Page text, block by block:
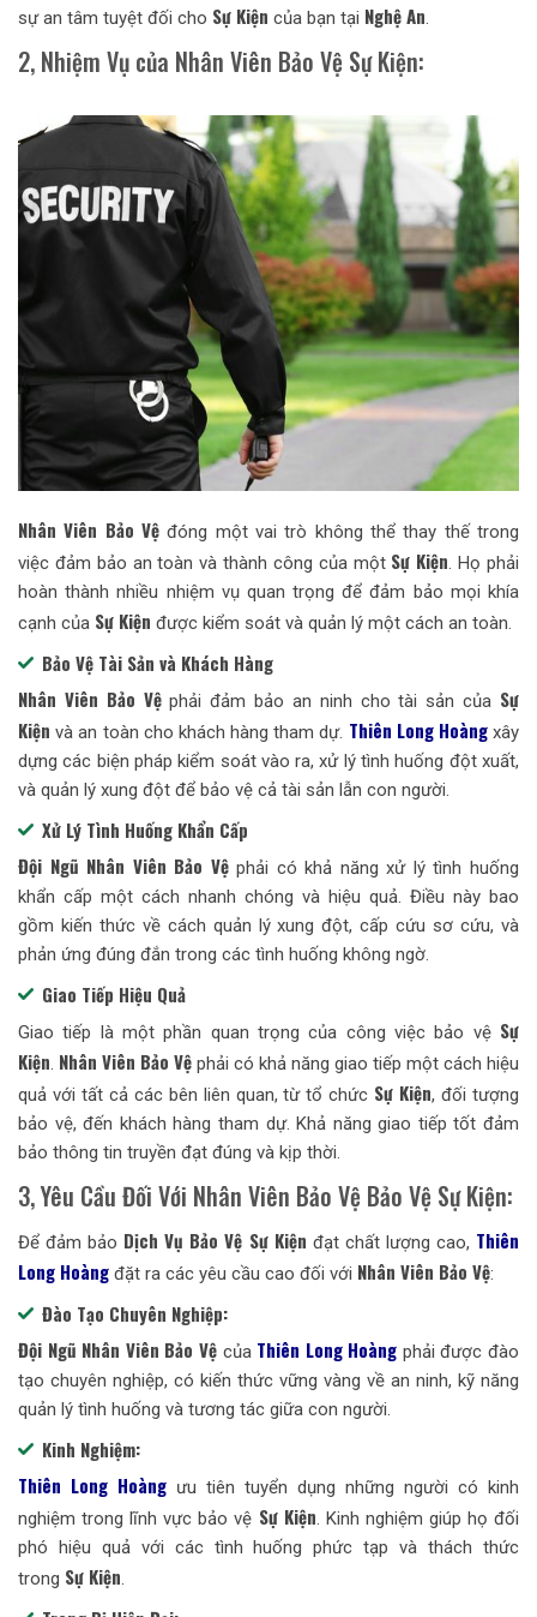
sự an tâm tuyệt đối cho Sự Kiện của bạn tại Nghệ An
2, Nhiệm Vụ của Nhân Viên Bảo Vệ Sự Kiện:
Nhân Viên Bảo Vệ đóng một vai trò không thể thay thế trong
việc đảm bảo an toàn và thành công của một Sự Kiện. Họ phải
hoàn thành nhiều nhiệm vụ quan trọng để đảm bảo mọi khía
cạnh của Sự Kiện được kiểm soát và quản lý một cách an toàn.
Bảo Vệ Tài Sản và Khách Hàng
Nhân Viên Bảo Vệphải đảm bảo an ninh cho tài sản của Sự
Kiệnvà an toàn cho khách hàng tham dự. Thiên Long Hoàngxây
dựng các biện pháp kiểm soát vào ra, xử lý tình huống đột xuất,
và quản lý xung đột để bảo vệ cả tài sản lẫn con người.
Xử Lý Tình Huống Khẩn Cấp
Đội Ngũ Nhân Viên Bảo Vệphải có khả năng xử lý tình huống
khẩn cấp một cách nhanh chóng và hiệu quả. Điều này bao
gồm kiến thức về cách quản lý xung đột, cấp cứu sơ cứu, và
phản ứng đúng đắn trong các tình huống không ngờ.
Giao Tiếp Hiệu Quả
Giao tiếp là một phần quan trọng của công việc bảo vệ Sự
Kiện. Nhân Viên Bảo Vệ phải có khả năng giao tiếp một cách hiệu
quả với tất cả các bên liên quan, từ tổ chức Sự Kiện, đối tượng
bảo vệ, đến khách hàng tham dự. Khả năng giao tiếp tốt đảm
bảo thông tin truyền đạt đúng và kịp thời.
3, Yêu Cầu Đối Với Nhân Viên Bảo Vệ Bảo Vệ Sự Kiện:
Để đảm bảo Dịch Vụ Bảo Vệ Sự Kiện đạt chất lượng cao, Thiên
Long Hoàng đặt ra các yêu cầu cao đối với Nhân Viên Bảo Vệ:
Đào Tạo Chuyên Nghiệp:
Đội Ngũ Nhân Viên Bảo Vệcủa Thiên Long Hoàng phải được đào
tạo chuyên nghiệp, có kiến thức vững vàng về an ninh, kỹ năng
quản lý tình huống và tương tác giữa con người.
Kinh Nghiệm:
Thiên Long Hoàng ưu tiên tuyển dụng những người có kinh
nghiệm trong lĩnh vực bảo vệ Sự Kiện. Kinh nghiệm giúp họ đối
phó hiệu quả với các tình huống phức tạp và thách thức
trong Sự Kiện.